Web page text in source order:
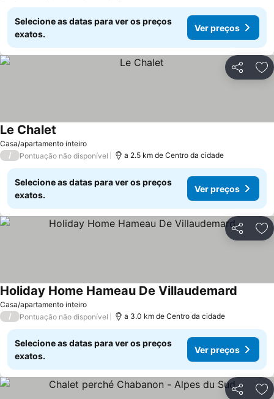
Selecione as datas para ver os preços
exatos.
Ver preços
Partilhar
Casa/apartamento inteiro
Le Chalet
/ Pontuação não disponível a 2.5 km de Centro da cidade
Selecione as datas para ver os preços
exatos.
Ver preços
Partilhar
Casa/apartamento inteiro
Holiday Home Hameau De Villaudemard
/ Pontuação não disponível a 3.0 km de Centro da cidade
Selecione as datas para ver os preços
exatos.
Ver preços
Partilhar